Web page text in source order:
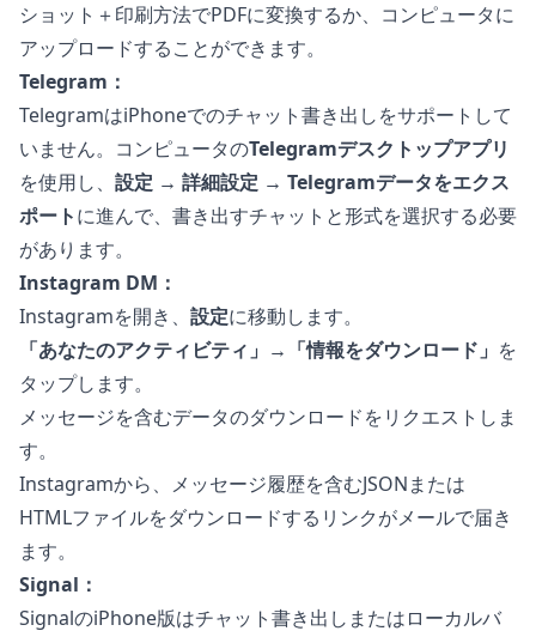
ショット＋印刷方法でPDFに変換するか、コンピュータに
アップロードすることができます。
Telegram：
TelegramはiPhoneでのチャット書き出しをサポートして
いません。コンピュータのTelegramデスクトップアプリ
を使用し、 設定 → 詳細設定 → Telegramデータをエクス
ポートに進んで、書き出すチャットと形式を選択する必要
があります。
Instagram DM：
Instagramを開き、 設定に移動します。
「あなたのアクティビティ」→「情報をダウンロード」 を
タップします。
メッセージを含むデータのダウンロードをリクエストしま
す。
Instagramから、メッセージ履歴を含むJSONまたは
HTMLファイルをダウンロードするリンクがメールで届き
ます。
Signal：
SignalのiPhone版はチャット書き出しまたはローカルバ